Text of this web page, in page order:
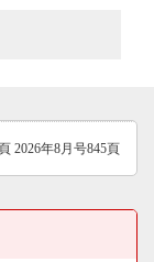
2026年8月号845頁